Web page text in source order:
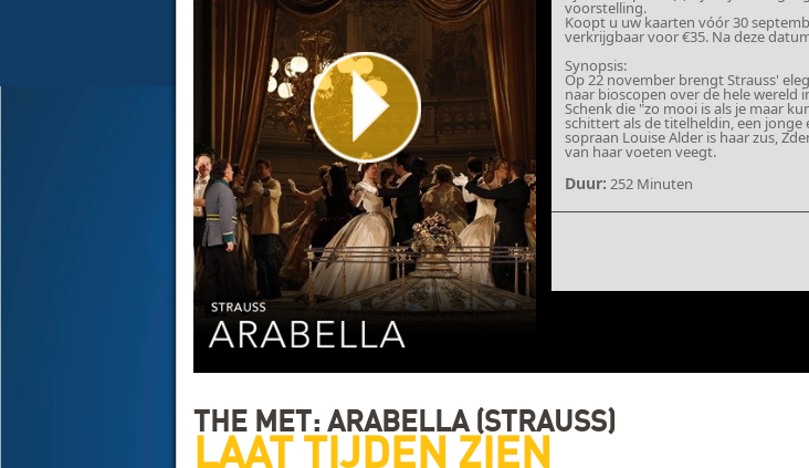
voorstelling.
Koopt u uw kaarten vóór 30
verkrijgbaar voor €35. Na deze
Synopsis:
Op 22 november brengt Strauss'
naar bioscopen over de hele wereld
Schenk die "zo mooi is als je maar
schittert als de titelheldin, een
sopraan Louise Alder is haar zus,
van haar voeten veegt.
Duur: 252 Minuten
THE MET: ARABELLA (STRAUSS)
LAAT TIJDEN ZIEN